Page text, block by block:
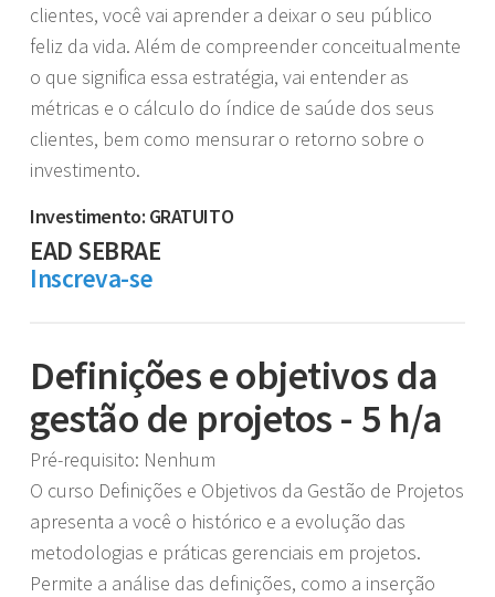
clientes, você vai aprender a deixar o seu público
feliz da vida. Além de compreender conceitualmente
o que significa essa estratégia, vai entender as
métricas e o cálculo do índice de saúde dos seus
clientes, bem como mensurar o retorno sobre o
investimento.
Investimento: GRATUITO
EAD SEBRAE
Inscreva-se
Definições e objetivos da
gestão de projetos - 5 h/a
Pré-requisito: Nenhum
O curso Definições e Objetivos da Gestão de Projetos
apresenta a você o histórico e a evolução das
metodologias e práticas gerenciais em projetos.
Permite a análise das definições, como a inserção